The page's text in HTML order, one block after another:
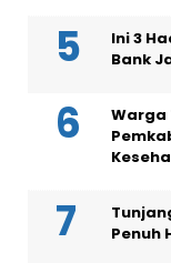
Ini 3
Bank
Warga
Penuh